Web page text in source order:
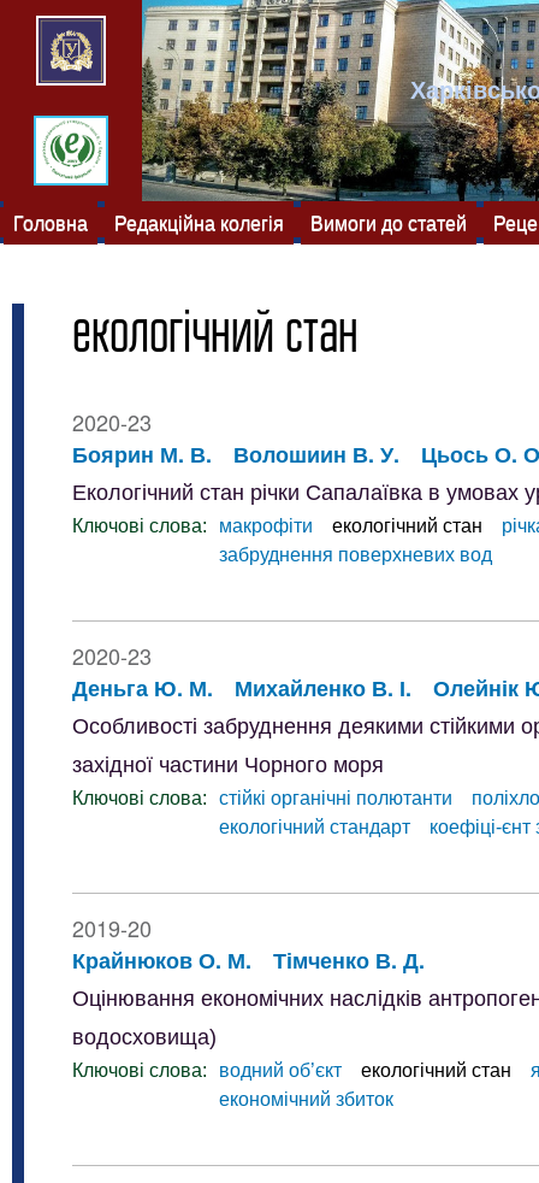
Головна Редакційна колегія Вимоги до статей
екологічний стан
2020-23
Боярин М. В.
Волошиин В. У. Цьось О.
Екологічний стан річки Сапалаївка в умовах
Ключові слова: макрофіти екологічний стан
забруднення поверхневих вод
2020-23
Деньга Ю. М.
Михайленко В. І. Олейнік
Особливості забруднення деякими стійкими
західної частини Чорного моря
Ключові слова: стійкі органічні полютанти
екологічний стандарт
коефіці-
2019-20
Крайнюков О. М.
Тімченко В. Д.
Оцінювання економічних наслідків
водосховища)
Ключові слова: водний об’єкт екологічний стан
економічний збиток